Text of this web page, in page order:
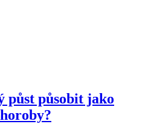
půst působit jako